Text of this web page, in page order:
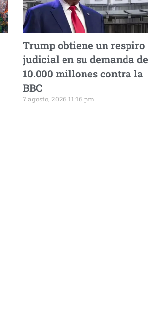
Trump obtiene un respiro
judicial en su demanda de
10.000 millones contra la
BBC
7 agosto, 2026 11:16 pm